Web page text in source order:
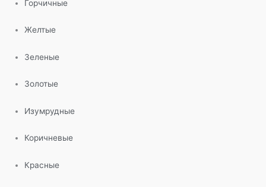
Горчичные
Желтые
Зеленые
Золотые
Изумрудные
Коричневые
Красные